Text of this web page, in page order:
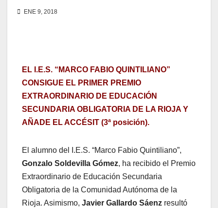
ENE 9, 2018
EL I.E.S. “MARCO FABIO QUINTILIANO”
CONSIGUE EL PRIMER PREMIO
EXTRAORDINARIO DE EDUCACIÓN
SECUNDARIA OBLIGATORIA DE LA RIOJA Y
AÑADE EL ACCÉSIT (3ª posición).
El alumno del I.E.S. “Marco Fabio Quintiliano”,
Gonzalo Soldevilla Gómez, ha recibido el Premio
Extraordinario de Educación Secundaria
Obligatoria de la Comunidad Autónoma de la
Rioja. Asimismo, Javier Gallardo Sáenz resultó